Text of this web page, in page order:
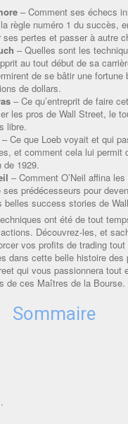
– Comment ses échecs
règle numéro 1 du succès,
ses pertes et passer à autre
– Quelles sont les
au tout début de sa
de se bâtir une fortune
de dollars.
– Ce qu’entreprit de faire
les pros de Wall Street, le
libre.
– Ce que Loeb voyait et qui
et comment cela lui permit
de 1929.
– Comment O’Neil affina les
prédécesseurs pour
belles success stories de
ont été de tout
Découvrez-les, et
vos profits de trading
dans cette belle histoire des
qui vous passionnera tout
de ces Maîtres de la Bourse.
Sommaire